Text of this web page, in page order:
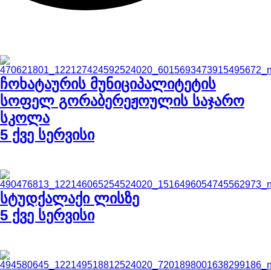
ჩოხატაურის მუნიციპალიტეტის
სოფელ გორაბერეჟოულის საჯარო
სკოლა
5 ქვე სერვისი
სტუდქალაქი ლისზე
5 ქვე სერვისი